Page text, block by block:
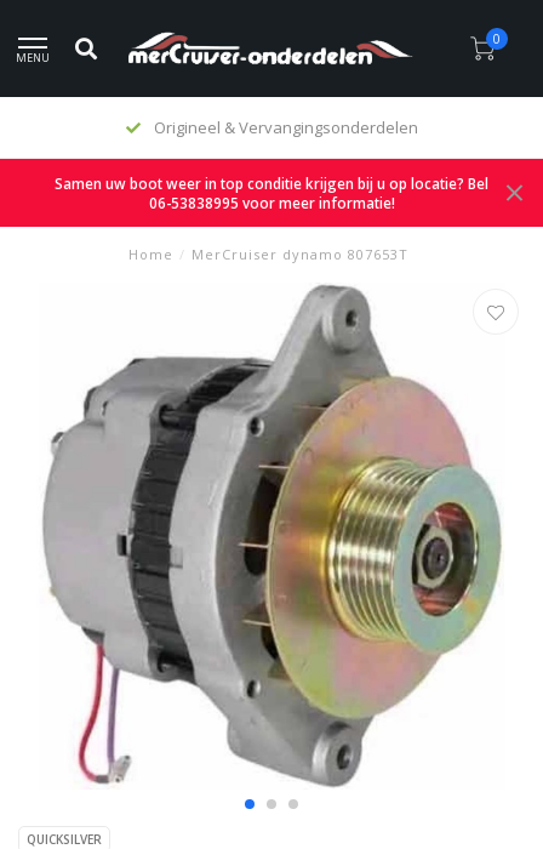
MENU
0
Origineel & Vervangingsonderdelen
Samen uw boot weer in top conditie krijgen bij u op locatie? Bel
06-53838995 voor meer informatie!
Home / MerCruiser dynamo 807653T
QUICKSILVER